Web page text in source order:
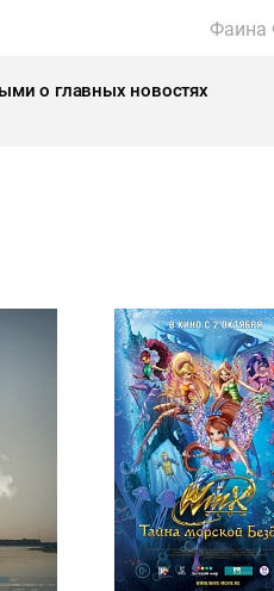
Фаина
о главных новостях